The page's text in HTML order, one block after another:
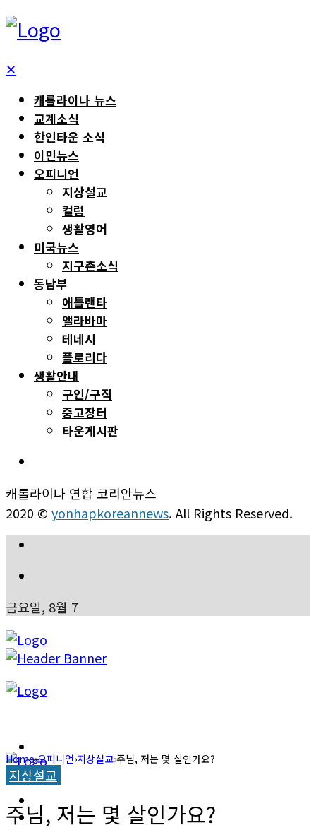
✕
캐롤라이나 뉴스
교계소식
한인타운 소식
이민뉴스
오피니언
지상설교
컬럼
생활영어
미국뉴스
지구촌소식
동남부
애틀랜타
앨라바마
테네시
플로리다
생활안내
구인/구직
중고장터
타운게시판
캐롤라이나 연합 코리안뉴스
2020 © yonhapkoreannews. All Rights Reserved.
금요일, 8월 7
교계소식
한인타운 소식
Home›오피니언›지상설교›주님, 저는 몇 살인가요?
지상설교
주님, 저는 몇 살인가요?